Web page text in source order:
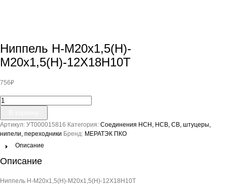
Ниппель Н-М20х1,5(Н)-
М20х1,5(Н)-12Х18Н10Т
756₽
Количество
товара
Ниппель
Н-
М20х1,5(Н)-
М20х1,5(Н)-12Х18Н10Т
Артикул: УТ000015816 Категория: Соединения НСН, НСВ, СВ, штуцеры,
нипели, переходники Бренд: МЕРАТЭК ПКО
Описание
Описание
Ниппель Н-М20х1,5(Н)-М20х1,5(Н)-12Х18Н10Т